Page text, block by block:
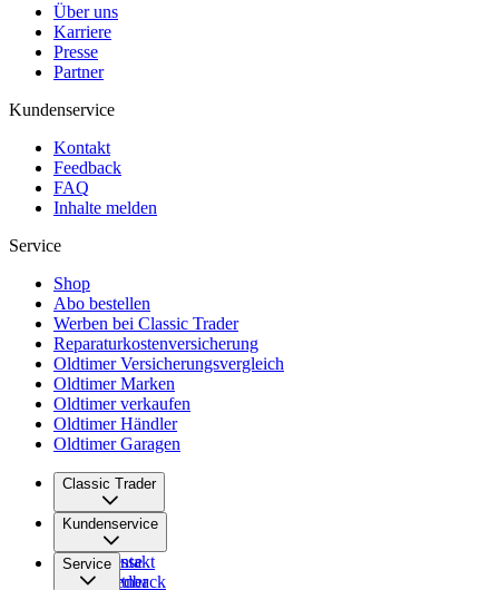
Über uns
Karriere
Presse
Partner
Kundenservice
Kontakt
Feedback
FAQ
Inhalte melden
Service
Shop
Abo bestellen
Werben bei Classic Trader
Reparaturkostenversicherung
Oldtimer Versicherungsvergleich
Oldtimer Marken
Oldtimer verkaufen
Oldtimer Händler
Oldtimer Garagen
Classic Trader
Über uns
Karriere
Presse
Partner
Kundenservice
Kontakt
Feedback
Service